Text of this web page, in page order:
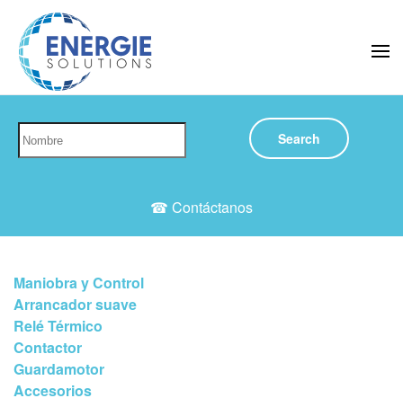
Skip to main content
Search
☎ Contáctanos
Maniobra y Control
Arrancador suave
Relé Térmico
Contactor
Guardamotor
Accesorios